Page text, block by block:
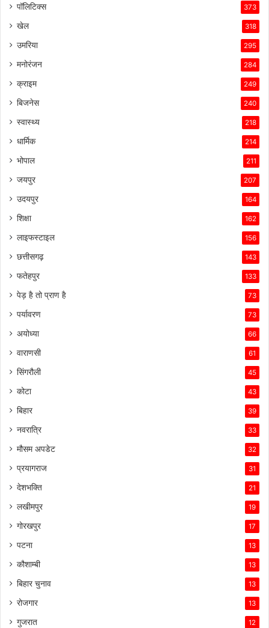
पॉलिटिक्स 373
खेल 318
उमरिया 295
मनोरंजन 284
क्राइम 249
बिजनेस 240
स्वास्थ्य 218
धार्मिक 214
भोपाल 211
जयपुर 207
उदयपुर 164
शिक्षा 162
लाइफस्टाइल 156
छत्तीसगढ़ 143
फतेहपुर 133
पेड़ है तो प्राण है 73
पर्यावरण 73
अयोध्या 66
वाराणसी 61
सिंगरौली 45
कोटा 43
बिहार 39
नवरात्रि 33
मौसम अपडेट 32
प्रयागराज 31
देशभक्ति 21
लखीमपुर 19
गोरखपुर 17
पटना 13
कौशाम्बी 13
बिहार चुनाव 13
रोजगार 13
गुजरात 12